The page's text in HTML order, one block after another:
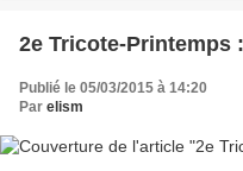
2e Tricote-Printemps
Publié le 05/03/2015 à 14:20
Par elism